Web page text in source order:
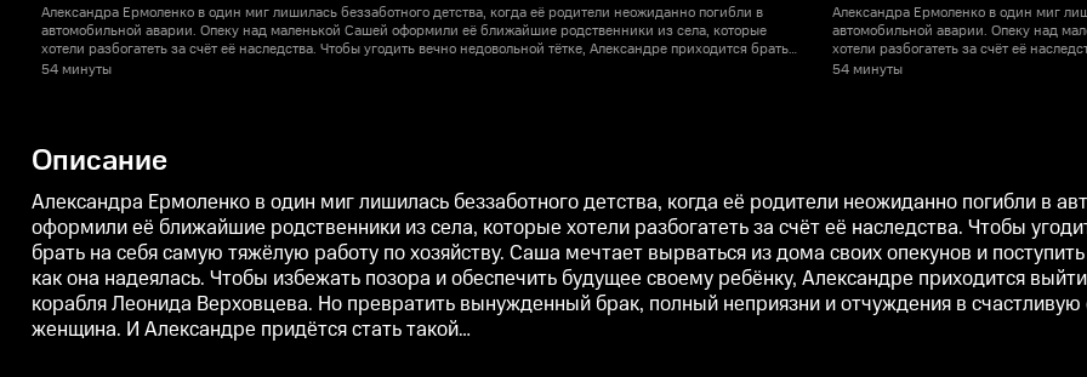
Александра Ермоленко в один миг лишилась беззаботного детства, когда её родители неожиданно погибли в
автомобильной аварии. Опеку над маленькой Сашей оформили её ближайшие родственники из села, которые
хотели разбогатеть за счёт её наследства. Чтобы угодить вечно недовольной тётке, Александре приходится брать
на себя самую тяжёлую работу по хозяйству. Саша мечтает вырваться из дома своих опекунов и поступить в
54 минуты
Александра Ермоленко в один миг
автомобильной аварии. Опеку над
хотели разбогатеть за счёт её
на себя самую тяжёлую работу по
54 минуты
Описание
Александра Ермоленко в один миг лишилась беззаботного детства, когда её родители неожиданно погибли в
оформили её ближайшие родственники из села, которые хотели разбогатеть за счёт её наследства. Чтобы
брать на себя самую тяжёлую работу по хозяйству. Саша мечтает вырваться из дома своих опекунов и
как она надеялась. Чтобы избежать позора и обеспечить будущее своему ребёнку, Александре приходится
корабля Леонида Верховцева. Но превратить вынужденный брак, полный неприязни и отчуждения в
женщина. И Александре придётся стать такой…